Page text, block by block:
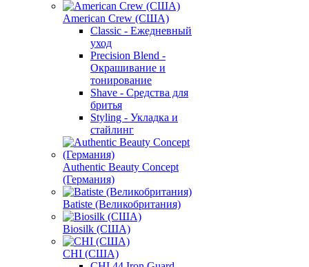
American Crew (США)
Classic - Ежедневный
уход
Precision Blend -
Окрашивание и
тонирование
Shave - Средства для
бритья
Styling - Укладка и
стайлинг
Authentic Beauty Concept
(Германия)
Batiste (Великобритания)
Biosilk (США)
CHI (США)